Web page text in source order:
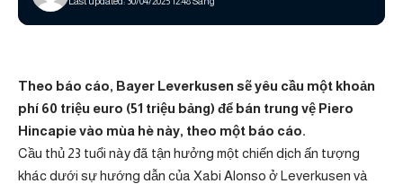
Theo báo cáo, Bayer Leverkusen sẽ yêu cầu một khoản
phí 60 triệu euro (51 triệu bảng) để bán trung vệ Piero
Hincapie vào mùa hè này, theo một báo cáo.
Cầu thủ 23 tuổi này đã tận hưởng một chiến dịch ấn tượng
khác dưới sự hướng dẫn của Xabi Alonso ở Leverkusen và